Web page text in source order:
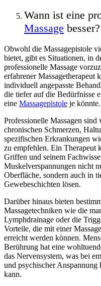
Wann ist eine
Massage besser?
Obwohl die Massagepistole
bietet, gibt es Situationen, in
professionelle Massage
erfahrener Massagetherapeut
individuell angepasste
die tiefer auf die Bedürfnisse
eine Massagepistole je könnte.
Professionelle Massagen sind
chronischen Schmerzen,
spezifischen Erkrankungen
zu empfehlen. Ein Therapeut
Griffen und seinem
Muskelverspannungen nicht
Oberfläche, sondern auch in
Gewebeschichten lösen.
Darüber hinaus bieten
Massagetechniken wie die
Lymphdrainage oder die
Vorteile, die mit einer
erreicht werden können.
Berührung hat eine
das Nervensystem, was bei
und psychischer Anspannung
kann.